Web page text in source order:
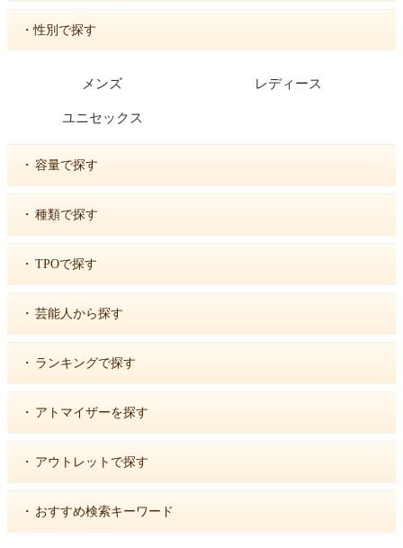
・性別で探す
メンズ レディース
ユニセックス
・ 容量で探す
・ 種類で探す
・ TPOで探す
・ 芸能人から探す
・ ランキングで探す
・ アトマイザーを探す
・ アウトレットで探す
・ おすすめ検索キーワード